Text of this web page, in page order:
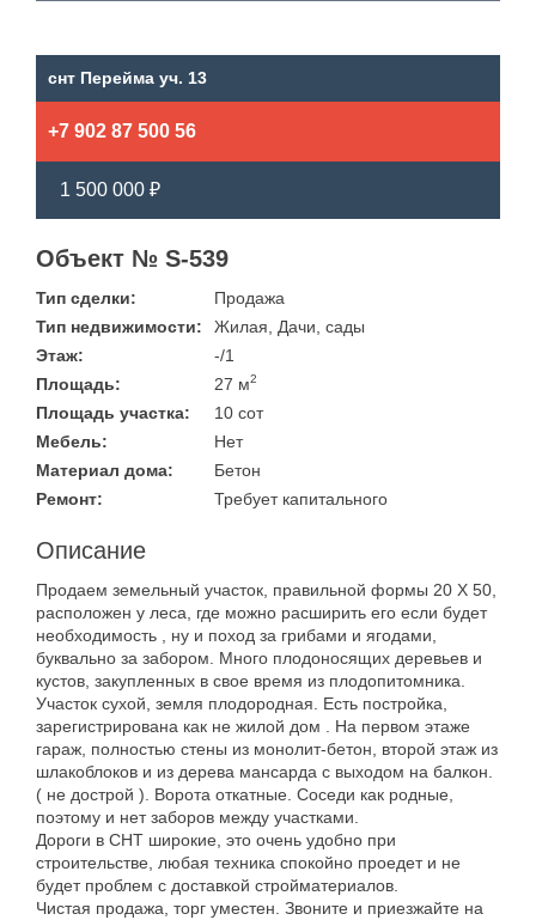
снт Перейма уч. 13
+7 902 87 500 56
1 500 000 ₽
Объект № S-539
Тип сделки:
Продажа
Тип недвижимости:
Жилая, Дачи, сады
Этаж:
-/1
Площадь:
27 м2
Площадь участка:
10 сот
Мебель:
Нет
Материал дома:
Бетон
Ремонт:
Требует капитального
Описание
Продаем земельный участок, правильной формы 20 Х 50,
расположен у леса, где можно расширить его если будет
необходимость , ну и поход за грибами и ягодами,
буквально за забором. Много плодоносящих деревьев и
кустов, закупленных в свое время из плодопитомника.
Участок сухой, земля плодородная. Есть постройка,
зарегистрирована как не жилой дом . На первом этаже
гараж, полностью стены из монолит-бетон, второй этаж из
шлакоблоков и из дерева мансарда с выходом на балкон.
( не дострой ). Ворота откатные. Соседи как родные,
поэтому и нет заборов между участками.
Дороги в СНТ широкие, это очень удобно при
строительстве, любая техника спокойно проедет и не
будет проблем с доставкой стройматериалов.
Чистая продажа, торг уместен. Звоните и приезжайте на